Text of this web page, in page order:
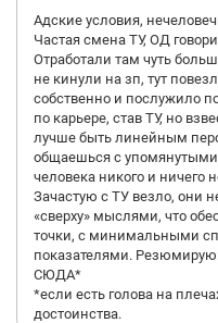
Адские условия,
Частая смена ТУ, ОД
Отработали там чуть
не кинули на зп, тут
собственно и послужило
по карьере, став ТУ, но
лучше быть линейным
общаешься с
человека никого и ничего
Зачастую с ТУ везло, они
«сверху» мыслями, что
точки, с минимальными
показателями.
СЮДА*
*если есть голова на
достоинства.